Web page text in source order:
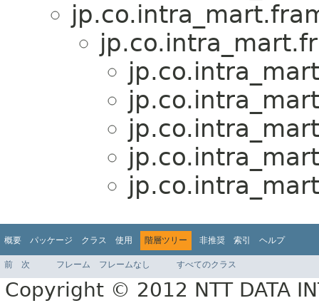
概要 パッケージ クラス 使用 階層ツリー 非推奨 索引 ヘルプ
前 次 フレーム フレームなし すべてのクラス
Copyright © 2012 NTT DATA